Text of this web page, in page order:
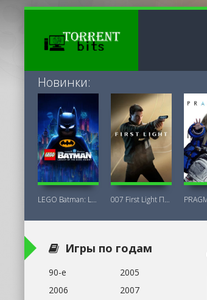
Новинки:
LEGO Batman: Legacy of the Dark Knight 007 First Light Последняя Версия
Игры по годам
90-е
2005
2006
2007